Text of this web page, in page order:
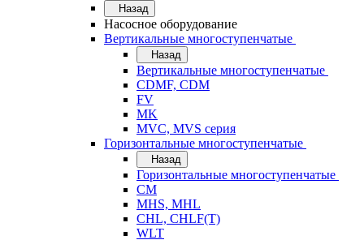
Назад
Насосное оборудование
Вертикальные многоступенчатые
Назад
Вертикальные многоступенчатые
CDMF, CDM
FV
MK
MVC, MVS серия
Горизонтальные многоступенчатые
Назад
Горизонтальные многоступенчатые
CM
MHS, MHL
CHL, CHLF(T)
WLT